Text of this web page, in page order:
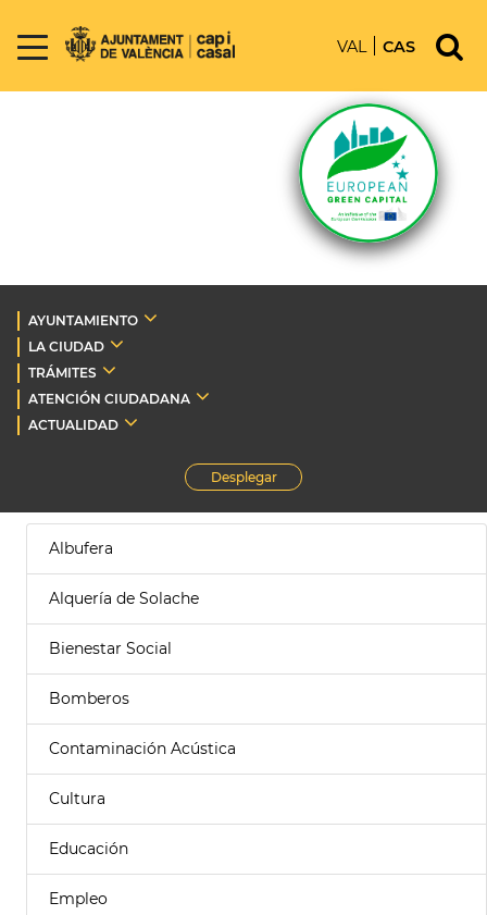
VAL CAS
AYUNTAMIENTO
LA CIUDAD
TRÁMITES
ATENCIÓN CIUDADANA
ACTUALIDAD
Desplegar
Albufera
Alquería de Solache
Bienestar Social
Bomberos
Contaminación Acústica
Cultura
Educación
Empleo